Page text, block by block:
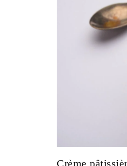
Crème